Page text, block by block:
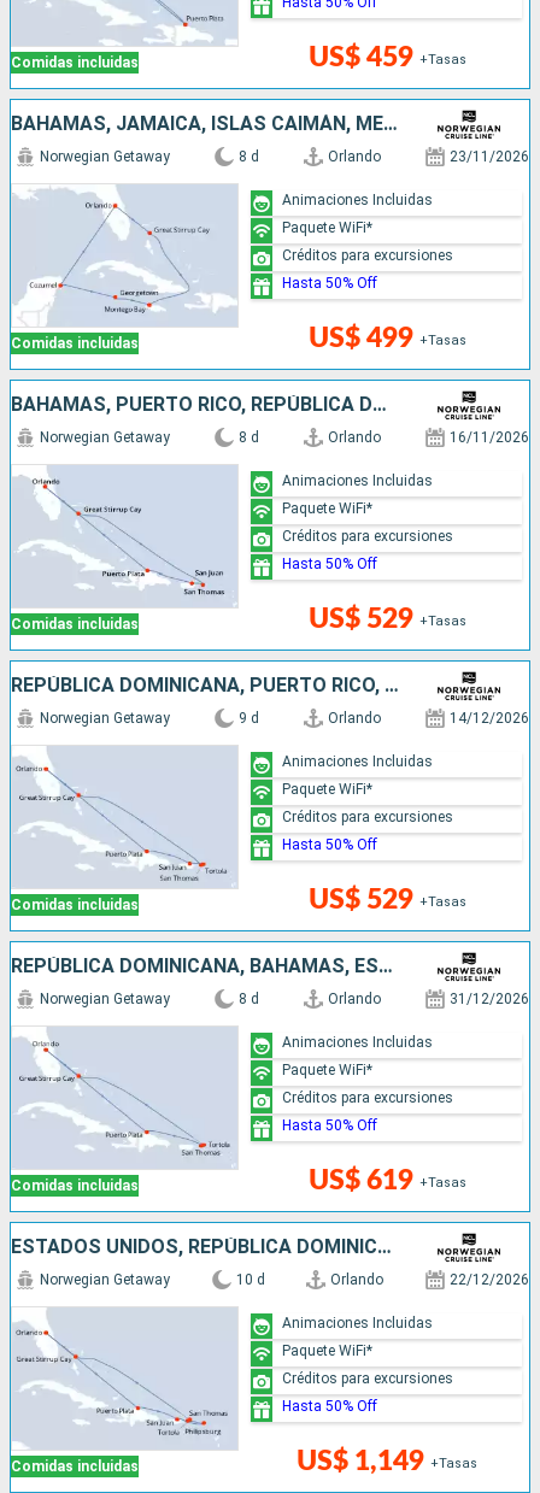
Comidas incluidas US$ 459 +Tasas
BAHAMAS, JAMAICA, ISLAS CAIMÁN, MÉXICO, ESTADOS UNIDOS
Comidas incluidas
Norwegian Getaway 8 d Orlando 23/11/2026
US$ 499 +Tasas
Animaciones Incluidas
Paquete WiFi*
Créditos para excursiones
Hasta 50% Off
BAHAMAS, PUERTO RICO, REPÚBLICA DOMINICANA, ESTADOS UNIDOS
Comidas incluidas
Norwegian Getaway 8 d Orlando 16/11/2026
US$ 529 +Tasas
Animaciones Incluidas
Paquete WiFi*
Créditos para excursiones
Hasta 50% Off
REPÚBLICA DOMINICANA, PUERTO RICO, BAHAMAS, ESTADOS UNIDOS
Comidas incluidas
Norwegian Getaway 9 d Orlando 14/12/2026
US$ 529 +Tasas
Animaciones Incluidas
Paquete WiFi*
Créditos para excursiones
Hasta 50% Off
REPÚBLICA DOMINICANA, BAHAMAS, ESTADOS UNIDOS
Comidas incluidas
Norwegian Getaway 8 d Orlando 31/12/2026
US$ 619 +Tasas
Animaciones Incluidas
Paquete WiFi*
Créditos para excursiones
Hasta 50% Off
ESTADOS UNIDOS, REPÚBLICA DOMINICANA, PUERTO RICO, SAN MARTÍN, BAHAMAS
Comidas incluidas
Norwegian Getaway 10 d Orlando 22/12/2026
US$ 1,149 +Tasas
Animaciones Incluidas
Paquete WiFi*
Créditos para excursiones
Hasta 50% Off